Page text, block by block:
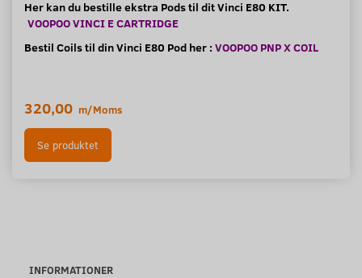
Her kan du bestille ekstra Pods til dit Vinci E80 KIT.
VOOPOO VINCI E CARTRIDGE
Bestil Coils til din Vinci E80 Pod her : VOOPOO PNP X COIL
320,00 m/Moms
Se produktet
INFORMATIONER